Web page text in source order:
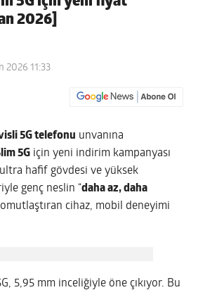
2026]
2026 11:33
5G telefonu unvanına
5G için yeni indirim kampanyası
hafif gövdesi ve yüksek
genç neslin “daha az, daha
cihaz, mobil deneyimi
5,95 mm inceliğiyle öne çıkıyor. Bu